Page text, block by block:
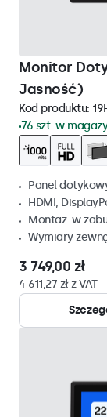
Monitor
Jasność)
Kod produktu:
76 szt. w
Panel
HDMI,
Montaz: w
Wymiary
3 749,00 zł
4 611,27 zł z VAT